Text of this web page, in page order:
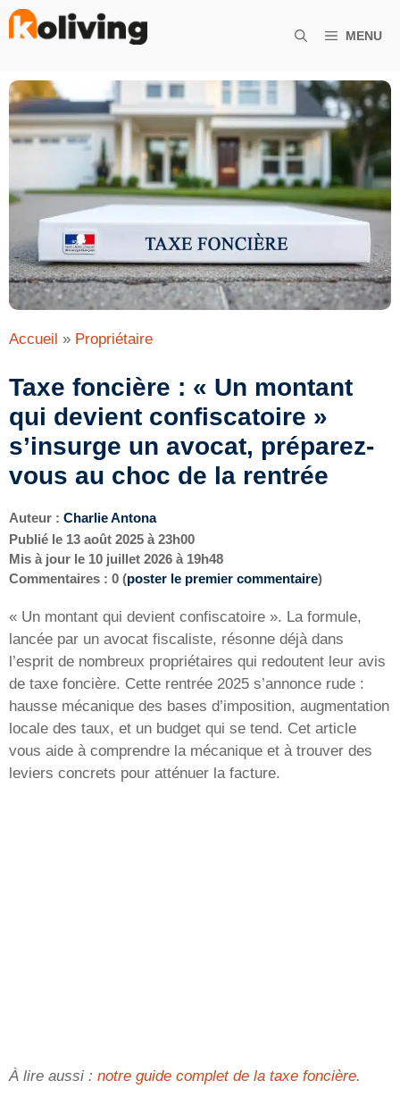
Aller
MENU
Accueil » Propriétaire
Taxe foncière : « Un montant
qui devient confiscatoire »
s’insurge un avocat, préparez-
vous au choc de la rentrée
Auteur : Charlie Antona
Publié le 13 août 2025 à 23h00
Mis à jour le 10 juillet 2026 à 19h48
Commentaires : 0 (poster le premier commentaire)
« Un montant qui devient confiscatoire ». La formule,
lancée par un avocat fiscaliste, résonne déjà dans
l’esprit de nombreux propriétaires qui redoutent leur avis
de taxe foncière. Cette rentrée 2025 s’annonce rude :
hausse mécanique des bases d’imposition, augmentation
locale des taux, et un budget qui se tend. Cet article
vous aide à comprendre la mécanique et à trouver des
leviers concrets pour atténuer la facture.
À lire aussi : notre guide complet de la taxe foncière.